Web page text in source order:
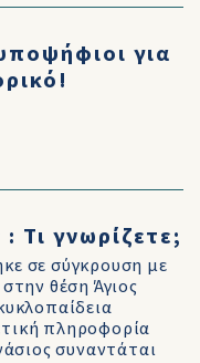
για
Τι γνωρίζετε;
σε σύγκρουση με
θέση Άγιος
πληροφορία
συναντάται